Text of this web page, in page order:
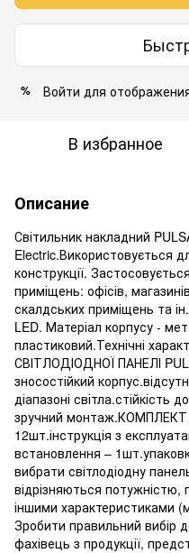
% Войти для
В избранное
Описание
Світильник накладний
Electric.Використовується
конструкції.
приміщень: офісів,
скалдських приміщень та
LED. Матеріал корпусу -
пластиковий.Технічні
СВІТЛОДІОДНОЇ ПАНЕЛІ
зносостійкий
діапазоні світла.стійкість
зручний
12шт.інструкція з
встановлення –
вибрати світлодіодну
відрізняються
іншими характеристиками
Зробити правильний
фахівець з продукції,